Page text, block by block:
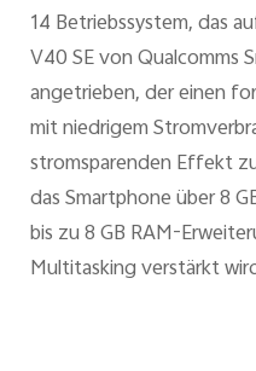
14 Betriebssystem, das
V40 SE von Qualcomms
angetrieben, der einen
mit niedrigem
stromsparenden Effekt
das Smartphone über 8
bis zu 8 GB RAM-
Multitasking verstärkt